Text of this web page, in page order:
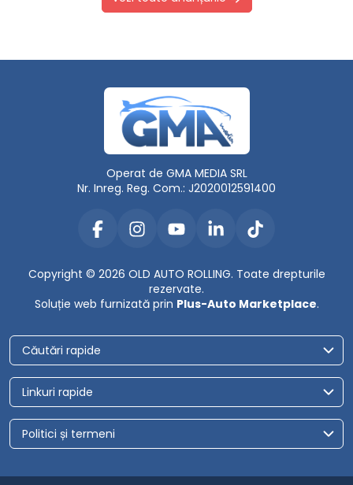
Operat de GMA MEDIA SRL
Nr. Inreg. Reg. Com.: J2020012591400
Copyright © 2026 OLD AUTO ROLLING. Toate drepturile
rezervate.
Soluție web furnizată prin Plus-Auto Marketplace.
Căutări rapide
Linkuri rapide
Politici și termeni